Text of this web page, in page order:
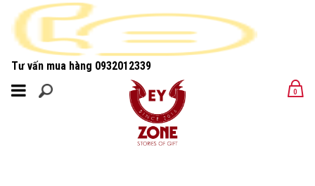
Tư vấn mua hàng 0932012339
MENU 0